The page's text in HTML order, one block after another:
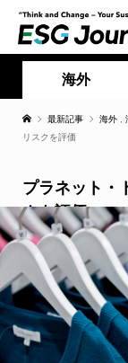
海外
最新記事 海外
リスクを評価
プラネット・
クを評価